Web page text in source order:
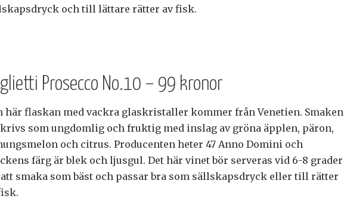
och till lättare rätter av fisk.
Prosecco No.10 – 99 kronor
här flaskan med vackra glaskristaller kommer från Venetien. Smaken
som ungdomlig och fruktig med inslag av gröna äpplen, päron,
och citrus. Producenten heter 47 Anno Domini och
färg är blek och ljusgul. Det här vinet bör serveras vid 6-8 grader
smaka som bäst och passar bra som sällskapsdryck eller till rätter